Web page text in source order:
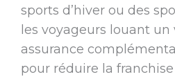
sports d’hiver ou des
les voyageurs louant
assurance
pour réduire la